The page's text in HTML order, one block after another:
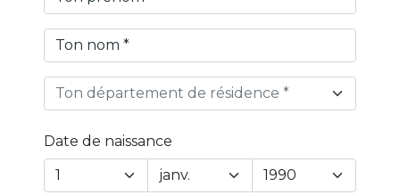
Ton département de résidence *
Date de naissance
Year
Day